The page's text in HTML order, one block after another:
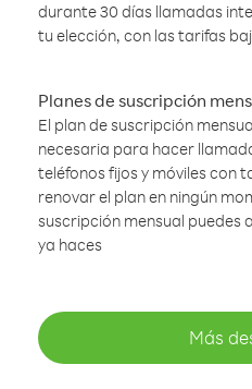
durante 30 días llamadas
tu elección, con las tarifas
Planes de suscripción
El plan de suscripción
necesaria para hacer
teléfonos fijos y móviles con
renovar el plan en ningún
suscripción mensual puedes
ya haces
Más